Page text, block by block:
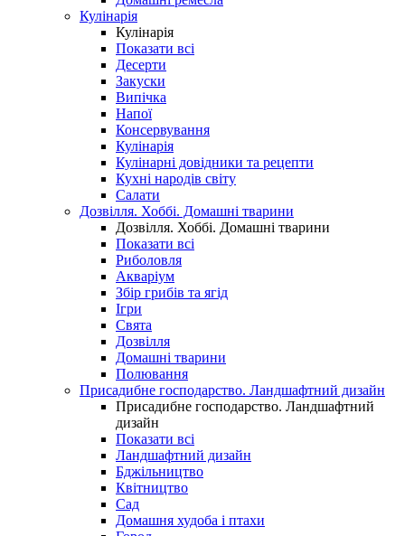
Кулінарія
Кулінарія
Показати всі
Десерти
Закуски
Випічка
Напої
Консервування
Кулінарія
Кулінарні довідники та рецепти
Кухні народів світу
Салати
Дозвілля. Хоббі. Домашні тварини
Дозвілля. Хоббі. Домашні тварини
Показати всі
Риболовля
Акваріум
Збір грибів та ягід
Ігри
Свята
Дозвілля
Домашні тварини
Полювання
Присадибне господарство. Ландшафтний дизайн
Присадибне господарство. Ландшафтний
дизайн
Показати всі
Ландшафтний дизайн
Бджільництво
Квітництво
Сад
Домашня худоба і птахи